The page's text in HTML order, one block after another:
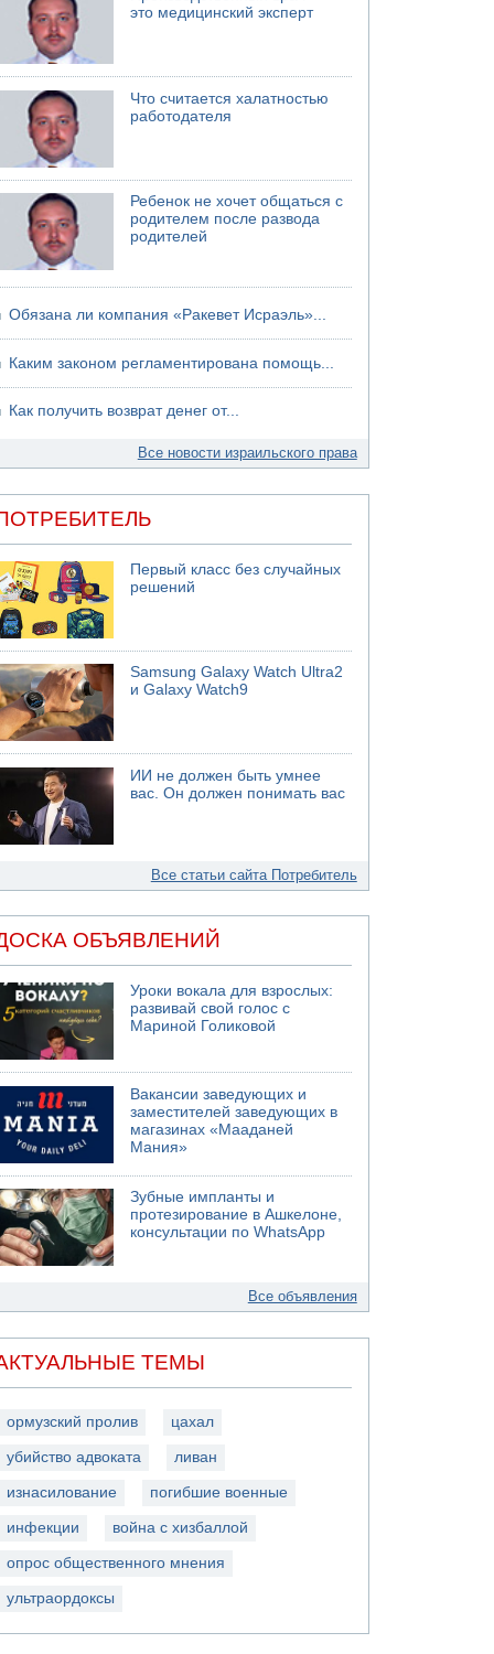
04.08.2026 08:45
Атака на склады в Подмосковье и
области
это медицинский эксперт
Что считается халатностью
работодателя
Ребенок не хочет общаться с
родителем после развода
родителей
Обязана ли компания «Ракевет Исраэль»...
Каким законом регламентирована помощь...
Как получить возврат денег от...
Все новости израильского права
Первый класс без случайных
решений
Samsung Galaxy Watch Ultra2
и Galaxy Watch9
ИИ не должен быть умнее
вас. Он должен понимать вас
Все статьи сайта Потребитель
ОБЪЯВЛЕНИЙ
Уроки вокала для взрослых:
развивай свой голос с
Мариной Голиковой
Вакансии заведующих и
заместителей заведующих в
магазинах «Мааданей
Мания»
Зубные импланты и
протезирование в Ашкелоне,
консультации по WhatsApp
Все объявления
ТЕМЫ
ормузский пролив цахал
убийство адвоката ливан
изнасилование погибшие военные
инфекции война с хизбаллой
опрос общественного мнения
ультраордоксы